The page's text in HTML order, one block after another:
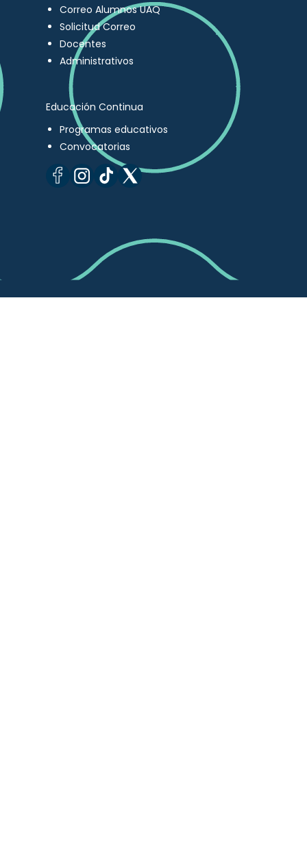
Correo Alumnos UAQ
Solicitud Correo
Docentes
Administrativos
Educación Continua
Programas educativos
Convocatorias